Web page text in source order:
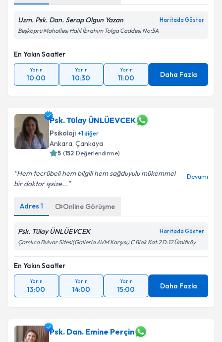
Uzm. Psk. Dan. Serap Olgun Yazan Haritada Göster
Beşköprü Mahallesi Halil İbrahim Tolga Caddesi No:5A
En Yakın Saatler
Yarın
10:00
Yarın
10:30
Yarın
11:00 Daha Fazla
Psk. Tülay ÜNLÜEVCEK
Psikoloji +1diğer
Ankara, Çankaya
5 (152 Değerlendirme)
Hem tecrübeli hem bilgili hem sağduyulu mükemmel
bir doktor işsize...
Devamı
Adres 1 Online Görüşme
Psk. Tülay ÜNLÜEVCEK Haritada Göster
Çamlıca Bulvar Sitesi(Galleria AVM Karşısı) C Blok Kat:2 D:12 Ümitköy
En Yakın Saatler
Yarın
13:00
Yarın
14:00
Yarın
15:00 Daha Fazla
Psk. Dan. Emine Perçin